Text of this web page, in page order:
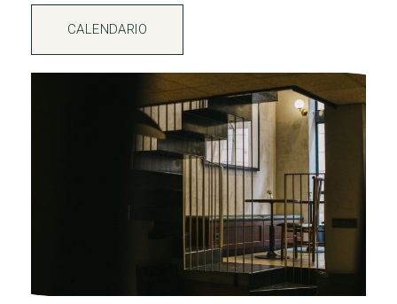
CALENDARIO